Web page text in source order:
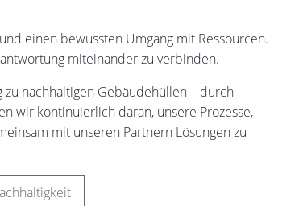
einen bewussten Umgang mit Ressourcen.
miteinander zu verbinden.
nachhaltigen Gebäudehüllen – durch
wir kontinuierlich daran, unsere Prozesse,
mit unseren Partnern Lösungen zu